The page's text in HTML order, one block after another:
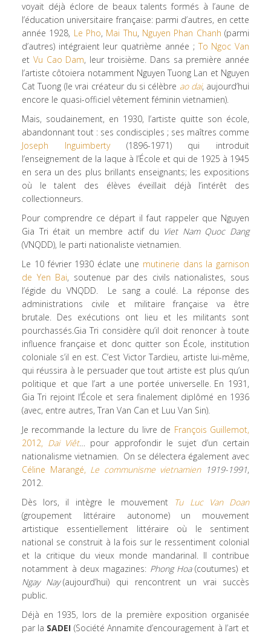
voyait déjà éclore de beaux talents formés à l’aune de
l’éducation universitaire française: parmi d’autres, en cette
année 1928, Le Pho, Mai Thu, Nguyen Phan Chanh (parmi
d’autres) intégraient leur quatrième année ; To Ngoc Van
et Vu Cao Dam, leur troisième. Dans sa première année
l’artiste côtoiera notamment Nguyen Tuong Lan et Nguyen
Cat Tuong (le vrai créateur du si célèbre ao dai, aujourd’hui
encore le quasi-officiel vêtement féminin vietnamien).
Mais, soudainement, en 1930, l’artiste quitte son école,
abandonnant tout : ses condisciples ; ses maîtres comme
Joseph Inguimberty(1896-1971) qui introduit
l’enseignement de la laque à l’École et qui de 1925 à 1945
en sera un des plus brillants enseignants; les expositions
où le talent des élèves éveillait déjà l’intérêt des
collectionneurs.
Pour comprendre ce départ il faut rappeler que Nguyen
Gia Tri était un membre actif du Viet Nam Quoc Dang
(VNQDD), le parti nationaliste vietnamien.
Le 10 février 1930 éclate une mutinerie dans la garnison
de Yen Bai, soutenue par des civils nationalistes, sous
l’égide du VNQDD. Le sang a coulé. La réponse des
administrations civile et militaire française va être
brutale. Des exécutions ont lieu et les militants sont
pourchassés.Gia Tri considère qu’il doit renoncer à toute
influence française et donc quitter son École, institution
coloniale s’il en est. C’est Victor Tardieu, artiste lui-même,
qui réussira à le persuader que tout artiste est plus qu’un
politique et que l’art a une portée universelle. En 1931,
Gia Tri rejoint l’École et sera finalement diplômé en 1936
(avec, entre autres, Tran Van Can et Luu Van Sin).
Je recommande la lecture du livre de François Guillemot,
2012, Dai Viêt… pour approfondir le sujet d’un certain
nationalisme vietnamien. On se délectera également avec
Céline Marangé, Le communisme vietnamien1919-1991,
2012.
Dès lors, il intègre le mouvement Tu Luc Van Doan
(groupement littéraire autonome) un mouvement
artistique essentiellement littéraire où le sentiment
national se construit à la fois sur le ressentiment colonial
et la critique du vieux monde mandarinal. Il contribue
notamment à deux magazines: Phong Hoa(coutumes) et
Ngay Nay(aujourd’hui) qui rencontrent un vrai succès
public.
Déjà en 1935, lors de la première exposition organisée
par la SADEI (Société Annamite d’encouragement à l’art et